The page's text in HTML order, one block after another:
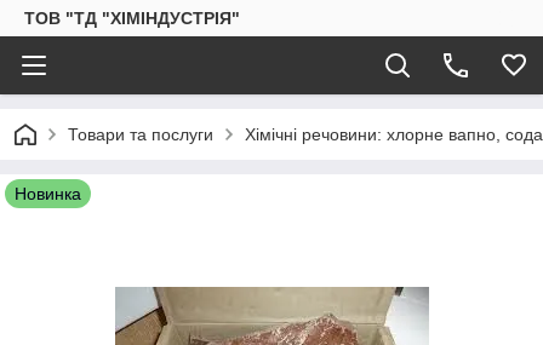
ТОВ "ТД "ХІМІНДУСТРІЯ"
Товари та послуги Хімічні речовини: хлорне вапно,
Новинка